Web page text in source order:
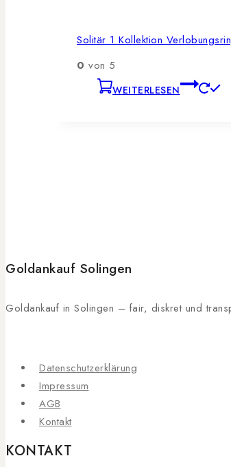
Solitär 1 Kollektion
0 von 5
WEITERLESEN
Goldankauf Solingen
Goldankauf in Solingen – fair, diskret und
Datenschutzerklärung
Impressum
AGB
Kontakt
KONTAKT